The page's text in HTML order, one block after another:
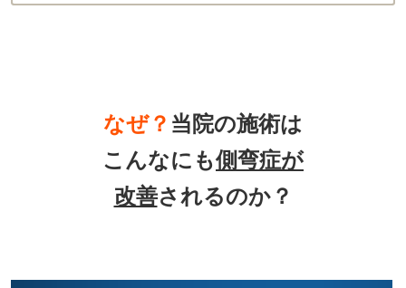
なぜ？ 当院の施術は
こんなにも側弯症が
改善されるのか？